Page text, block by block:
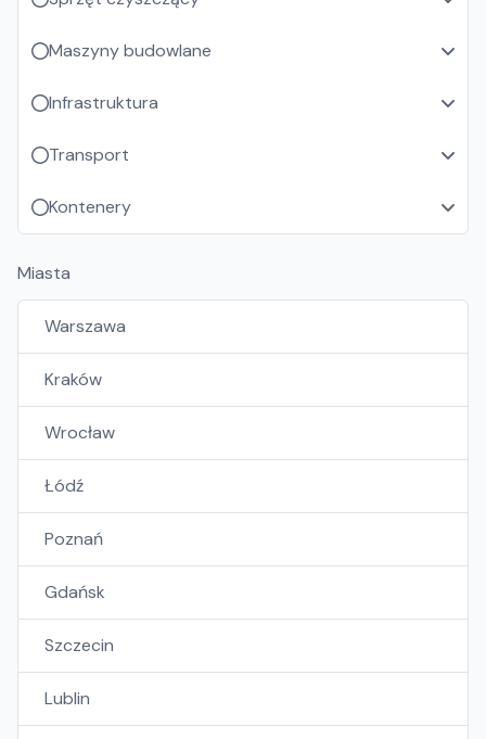
Maszyny budowlane
Infrastruktura
Transport
Kontenery
Miasta
Warszawa
Kraków
Wrocław
Łódź
Poznań
Gdańsk
Szczecin
Lublin